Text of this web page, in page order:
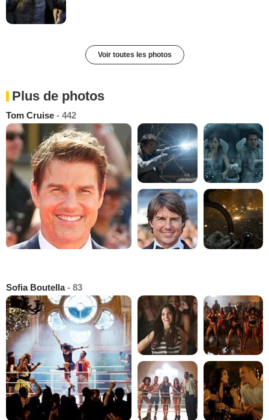
Voir toutes les photos
Plus de photos
Tom Cruise - 442
Sofia Boutella- 83